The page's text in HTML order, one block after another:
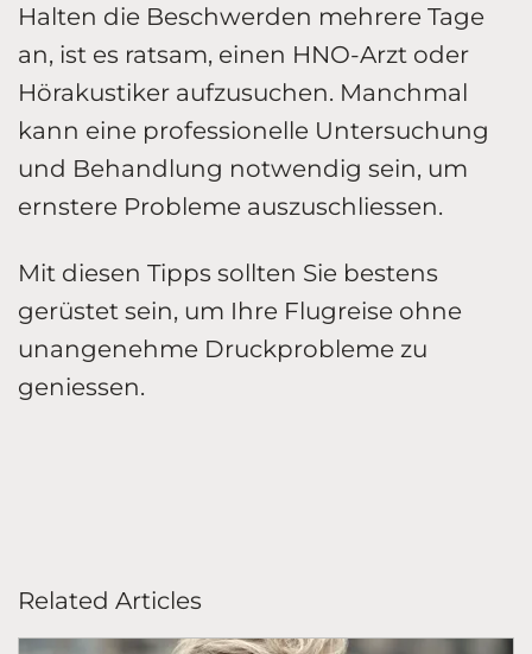
Halten die Beschwerden mehrere Tage
an, ist es ratsam, einen HNO-Arzt oder
Hörakustiker aufzusuchen. Manchmal
kann eine professionelle Untersuchung
und Behandlung notwendig sein, um
ernstere Probleme auszuschliessen.
Mit diesen Tipps sollten Sie bestens
gerüstet sein, um Ihre Flugreise ohne
unangenehme Druckprobleme zu
geniessen.
Related Articles